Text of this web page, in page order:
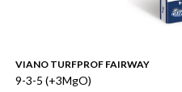
VIANO TURFPROF FAIRWAY
9-3-5 (+3MgO)